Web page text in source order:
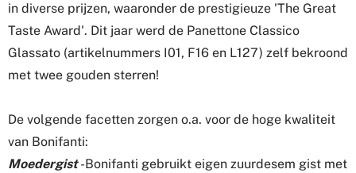
in diverse prijzen, waaronder de prestigieuze 'The Great
Taste Award'. Dit jaar werd de Panettone Classico
Glassato (artikelnummers I01, F16 en L127) zelf bekroond
met twee gouden sterren!
De volgende facetten zorgen o.a. voor de hoge kwaliteit
van Bonifanti:
Moedergist-Bonifanti gebruikt eigen zuurdesem gist met